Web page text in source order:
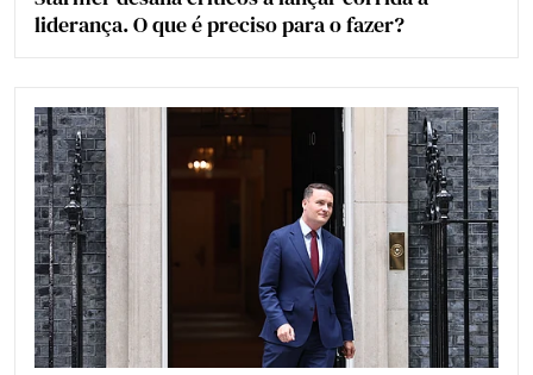
liderança. O que é preciso para o fazer?